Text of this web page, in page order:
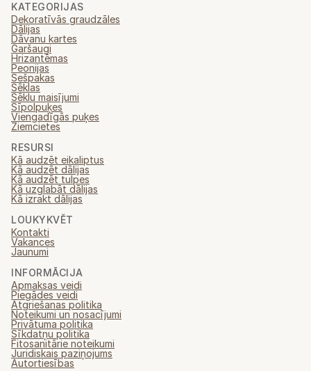
KATEGORIJAS
Dekoratīvās graudzāles
Dālijas
Dāvanu kartes
Garšaugi
Hrizantēmas
Peonijas
Sešpakas
Sēklas
Sēklu maisījumi
Sīpolpuķes
Viengadīgās puķes
Ziemcietes
RESURSI
Kā audzēt eikaliptus
Kā audzēt dālijas
Kā audzēt tulpes
Kā uzglabāt dālijas
Kā izrakt dālijas
LOUKYKVĚT
Kontakti
Vakances
Jaunumi
INFORMĀCIJA
Apmaksas veidi
Piegādes veidi
Atgriešanas politika
Noteikumi un nosacījumi
Privātuma politika
Sīkdatņu politika
Fitosanitārie noteikumi
Juridiskais paziņojums
Autortiesības